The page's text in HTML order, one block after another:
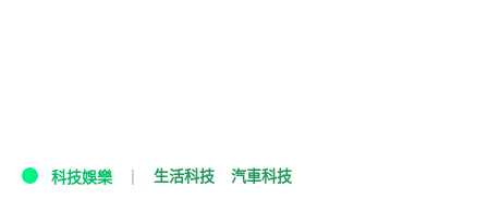
科技娛樂 生活科技 汽車科技